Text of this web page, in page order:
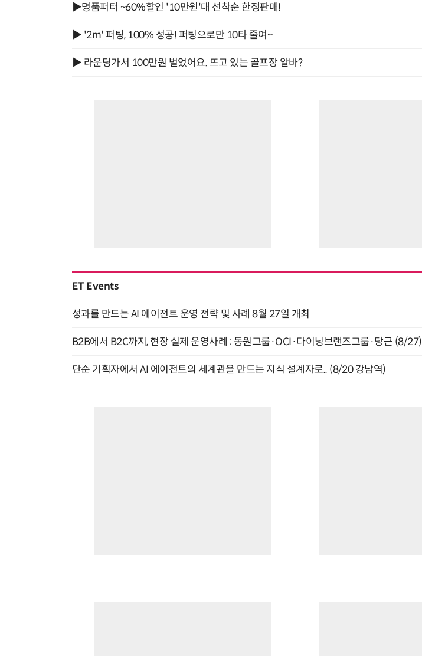
▶명품퍼터 ~60%할인 '10만원'대 선착순 한정판매!
▶ '2m' 퍼팅, 100% 성공! 퍼팅으로만 10타 줄여~
▶ 라운딩가서 100만원 벌었어요. 뜨고 있는 골프장 알바?
ET Events
성과를 만드는 AI 에이전트 운영 전략 및 사례 8월 27일 개최
B2B에서 B2C까지, 현장 실제 운영사례 : 동원그룹·OCI·다이닝브랜즈그룹·당근 (8/27)
단순 기획자에서 AI 에이전트의 세계관을 만드는 지식 설계자로.. (8/20 강남역)